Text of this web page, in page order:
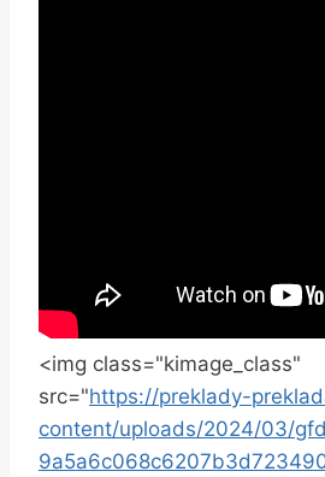
<img class="kimage_class"
src="https://preklady-
content/uploads/2024/03/